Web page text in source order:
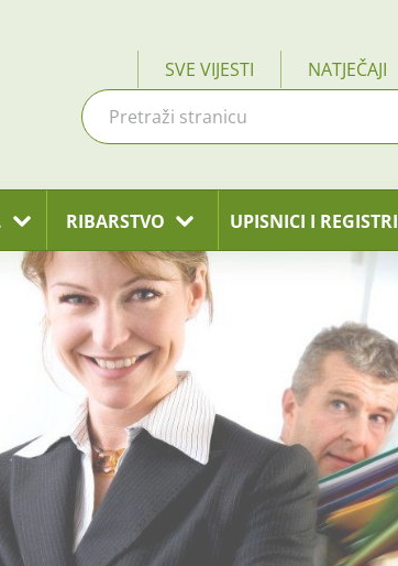
SVE VIJESTI NATJEČAJI
RIBARSTVO UPISNICI I REGISTRI